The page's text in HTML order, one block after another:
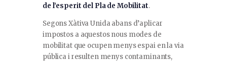
de l’esperit del Pla de Mobilitat.
Segons Xàtiva Unida abans d’aplicar
impostos a aquestos nous modes de
mobilitat que ocupen menys espai en la via
pública i resulten menys contaminants,